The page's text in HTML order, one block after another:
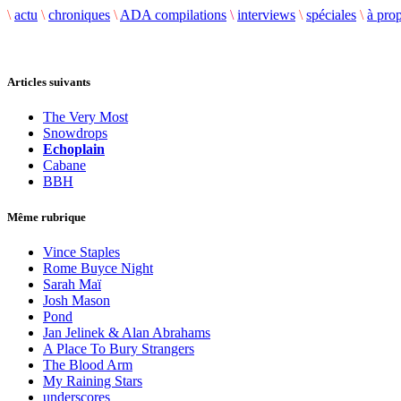
\ actu \ chroniques \ ADA compilations \ interviews \ spéciales \ à
Articles suivants
The Very Most
Snowdrops
Echoplain
Cabane
BBH
Même rubrique
Vince Staples
Rome Buyce Night
Sarah Maï
Josh Mason
Pond
Jan Jelinek & Alan Abrahams
A Place To Bury Strangers
The Blood Arm
My Raining Stars
underscores